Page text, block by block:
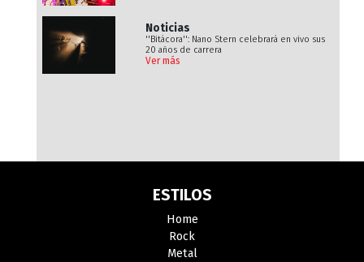
Noticias
''Bitácora'': Nano Stern celebrará en vivo sus
20 años de carrera
Ver más
ESTILOS
Home
Rock
Metal